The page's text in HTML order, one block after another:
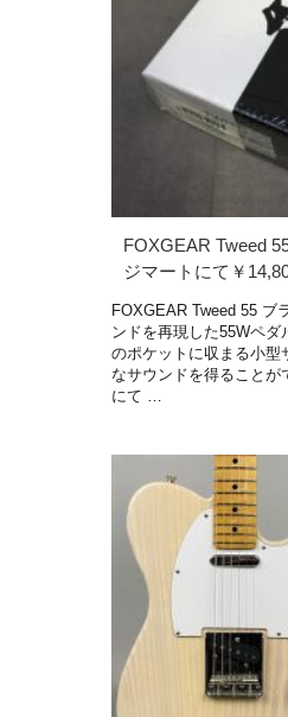
FOXGEAR Tweed
ジマートにて￥
FOXGEAR Tweed 55 ブ
ンドを再現した55Wペ
のポケットに収まる小型
なサウンドを得ることが
にて …